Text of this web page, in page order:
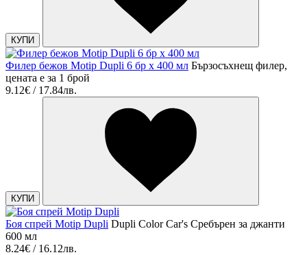
КУПИ
Филер бежов Motip Dupli 6 бр х 400 мл Бързосъхнещ филер,
цената е за 1 брой
9.12€ / 17.84лв.
КУПИ
Боя спрей Motip Dupli Dupli Color Car's Сребърен за джанти
600 мл
8.24€ / 16.12лв.